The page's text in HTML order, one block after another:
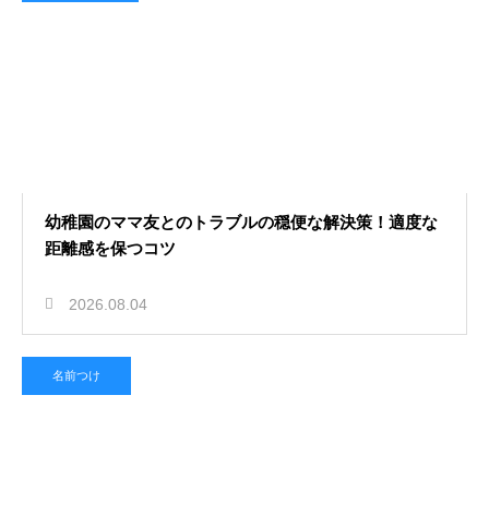
幼稚園のママ友とのトラブルの穏便な解決策！適度な
距離感を保つコツ
2026.08.04
名前つけ